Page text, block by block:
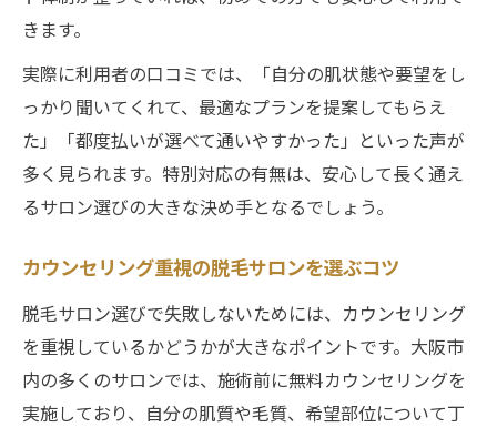
きます。
実際に利用者の口コミでは、「自分の肌状態や要望をし
っかり聞いてくれて、最適なプランを提案してもらえ
た」「都度払いが選べて通いやすかった」といった声が
多く見られます。特別対応の有無は、安心して長く通え
るサロン選びの大きな決め手となるでしょう。
カウンセリング重視の脱毛サロンを選ぶコツ
脱毛サロン選びで失敗しないためには、カウンセリング
を重視しているかどうかが大きなポイントです。大阪市
内の多くのサロンでは、施術前に無料カウンセリングを
実施しており、自分の肌質や毛質、希望部位について丁